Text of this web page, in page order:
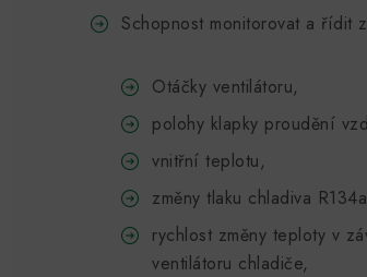
Schopnost monitorovat a řídit
Otáčky ventilátoru,
polohy klapky proudění
vnitřní teplotu,
změny tlaku chladiva
rychlost změny teploty v
ventilátoru chladiče,